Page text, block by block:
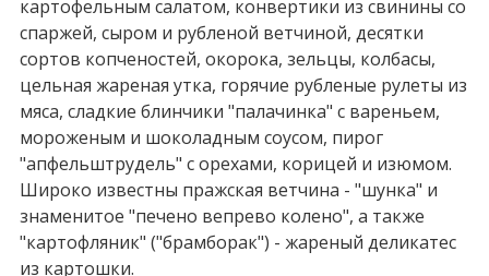
картофельным салатом, конвертики из свинины со
спаржей, сыром и рубленой ветчиной, десятки
сортов копченостей, окорока, зельцы, колбасы,
цельная жареная утка, горячие рубленые рулеты из
мяса, сладкие блинчики "палачинка" с вареньем,
мороженым и шоколадным соусом, пирог
"апфельштpyдель" с орехами, корицей и изюмом.
Широко известны пражская ветчина - "шунка" и
знаменитое "печено вепрево колено", а также
"картофляник" ("брамборак") - жареный деликатес
из картошки.